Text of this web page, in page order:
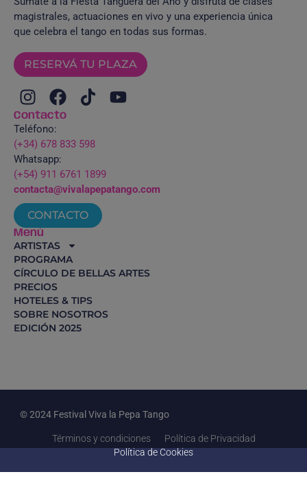
magistrales, actuaciones en vivo y una experiencia única
que celebra el tango en todas sus formas.
RESERVÁ TU PLAZA
Contacto
Teléfono:
(+34) 678 833 598
Whatsapp:
(+54) 911 6761 1899
contacta@vivalapepatango.com
CONTACTO
Menú
ARTISTAS
PROGRAMA
CÍRCULO DE BELLAS ARTES
PRECIOS
HOTELES & TIPS
SOBRE NOSOTROS
EDICIÓN 2025
© 2024 Festival Viva la Pepa Tango
Términos y condiciones
Política de Privacidad
Política de Cookies